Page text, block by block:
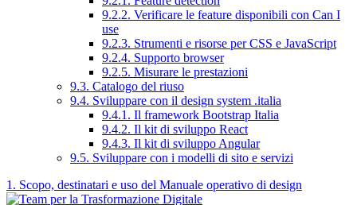
9.2.2. Verificare le feature disponibili con Can I
use
9.2.3. Strumenti e risorse per CSS e JavaScript
9.2.4. Supporto browser
9.2.5. Misurare le prestazioni
9.3. Catalogo del riuso
9.4. Sviluppare con il design system .italia
9.4.1. Il framework Bootstrap Italia
9.4.2. Il kit di sviluppo React
9.4.3. Il kit di sviluppo Angular
9.5. Sviluppare con i modelli di sito e servizi
1. Scopo, destinatari e uso del Manuale operativo di design